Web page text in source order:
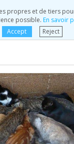
propres et de tiers
possible. En savoir
Accept
Reject